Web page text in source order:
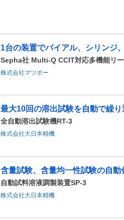
1台の装置でバイアル、シリンジ
Sepha社 Multi-Q CCIT対応多機能リ
株式会社マツボー
最大10回の溶出試験を自動で繰
全自動溶出試験機RT-3
株式会社大日本精機
含量試験、含量均一性試験の自動
自動試料溶液調製装置SP-3
株式会社大日本精機